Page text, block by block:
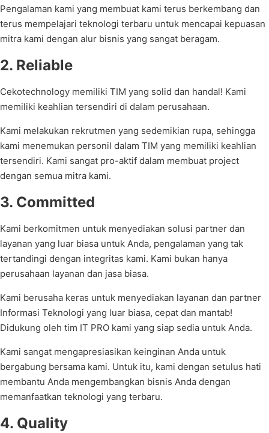
Pengalaman kami yang membuat kami terus berkembang dan
terus mempelajari teknologi terbaru untuk mencapai kepuasan
mitra kami dengan alur bisnis yang sangat beragam.
2. Reliable
Cekotechnology memiliki TIM yang solid dan handal! Kami
memiliki keahlian tersendiri di dalam perusahaan.
Kami melakukan rekrutmen yang sedemikian rupa, sehingga
kami menemukan personil dalam TIM yang memiliki keahlian
tersendiri. Kami sangat pro-aktif dalam membuat project
dengan semua mitra kami.
3. Committed
Kami berkomitmen untuk menyediakan solusi partner dan
layanan yang luar biasa untuk Anda, pengalaman yang tak
tertandingi dengan integritas kami. Kami bukan hanya
perusahaan layanan dan jasa biasa.
Kami berusaha keras untuk menyediakan layanan dan partner
Informasi Teknologi yang luar biasa, cepat dan mantab!
Didukung oleh tim IT PRO kami yang siap sedia untuk Anda.
Kami sangat mengapresiasikan keinginan Anda untuk
bergabung bersama kami. Untuk itu, kami dengan setulus hati
membantu Anda mengembangkan bisnis Anda dengan
memanfaatkan teknologi yang terbaru.
4. Quality